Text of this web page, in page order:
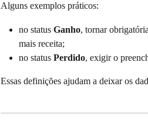
Alguns exemplos práticos:
no status Ganho, tornar
mais receita;
no status Perdido, exigir o
Essas definições ajudam a deixar os